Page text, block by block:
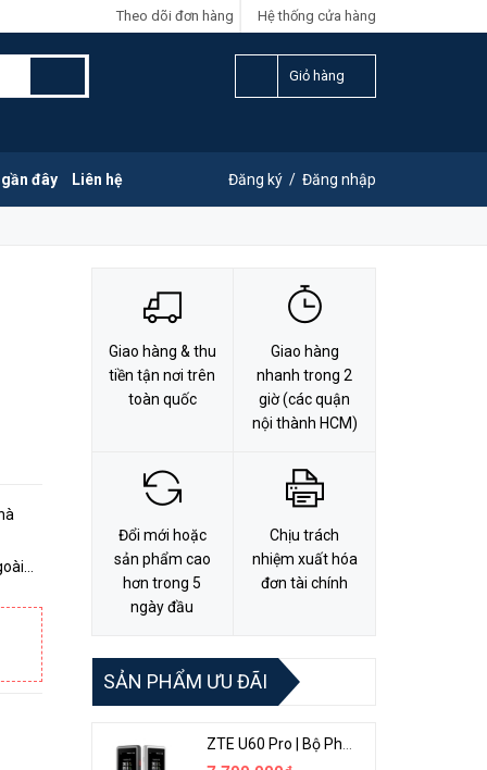
Hệ thống cửa hàng
Theo dõi đơn hàng
Giỏ hàng
đây Liên hệ Đăng ký / Đăng nhập
LIÊN HỆ ĐẶT HÀNG
Giao hàng & thu
tiền tận nơi trên
toàn quốc
Giao hàng
nhanh trong 2
giờ (các quận
nội thành HCM)
Đổi mới hoặc
sản phẩm cao
hơn trong 5
ngày đầu
Chịu trách
nhiệm xuất hóa
đơn tài chính
SẢN PHẨM ƯU ĐÃI
ZTE U60 Pro | Bộ Phát 5G Cầm Tay Tích Hợp Công Nghệ WiFi 7, Pin 10000mAh